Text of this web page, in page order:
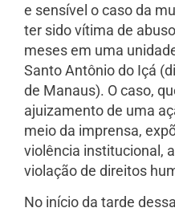
e sensível o caso da
ter sido vítima de
meses em uma
Santo Antônio do Içá
de Manaus). O caso,
ajuizamento de uma
meio da imprensa,
violência institucional,
violação de direitos
No início da tarde